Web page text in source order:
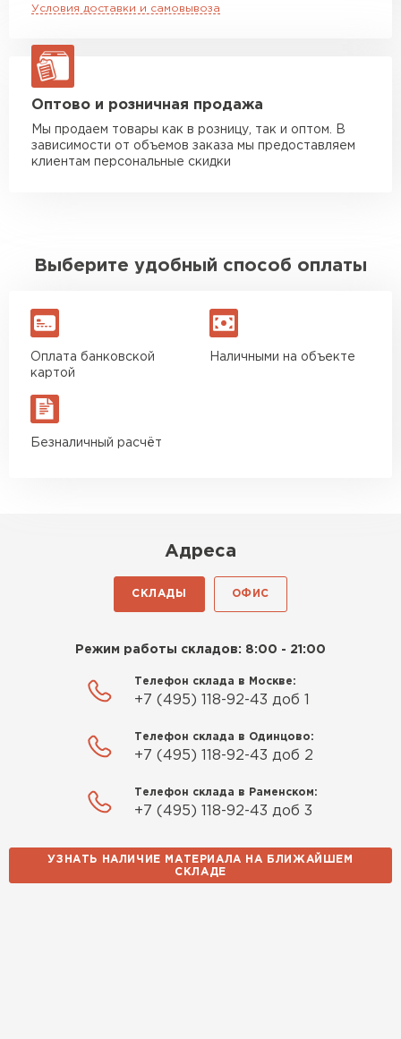
макс. длина груза 13,5 м
ЗАКАЗАТЬ С ДОСТАВКОЙ
Условия доставки и самовывоза
Оптово и розничная продажа
Мы продаем товары как в розницу, так и оптом. В
зависимости от объемов заказа мы предоставляем
клиентам персональные скидки
Выберите удобный способ оплаты
Оплата банковской
картой
Наличными на объекте
Безналичный расчёт
Адреса
СКЛАДЫ ОФИС
Режим работы складов: 8:00 - 21:00
Телефон склада в Москве:
+7 (495) 118-92-43 доб 1
Телефон склада в Одинцово:
+7 (495) 118-92-43 доб 2
Телефон склада в Раменском:
+7 (495) 118-92-43 доб 3
УЗНАТЬ НАЛИЧИЕ МАТЕРИАЛА НА БЛИЖАЙШЕМ
СКЛАДЕ